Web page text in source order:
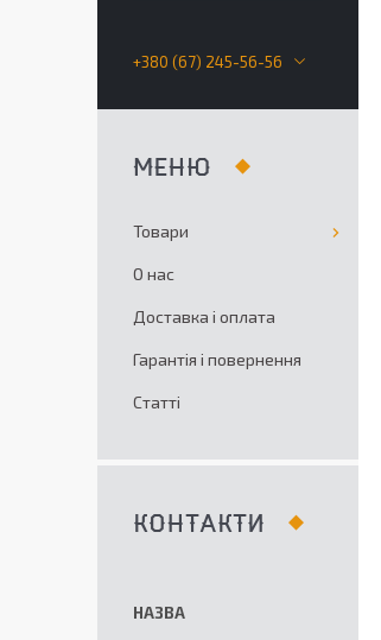
+380 (67) 245-56-56
Товари
О нас
Доставка і оплата
Гарантія і повернення
Статті
КОНТАКТИ